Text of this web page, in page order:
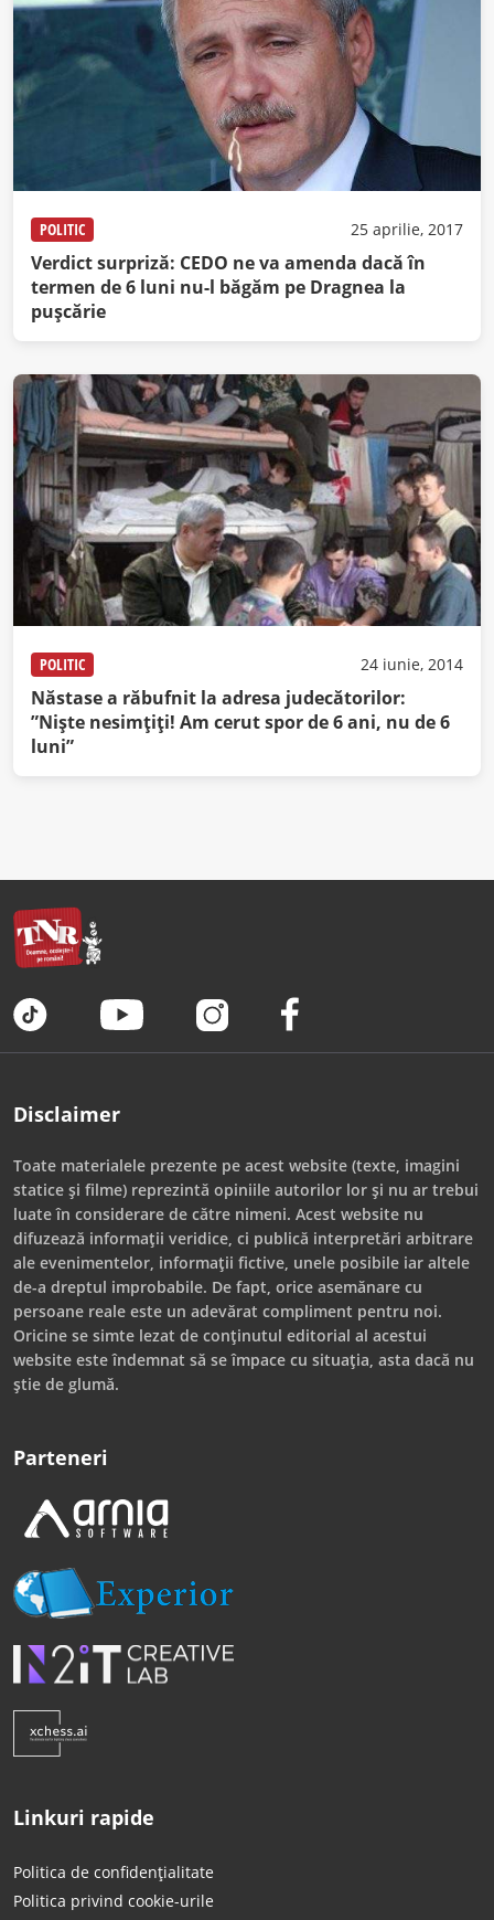
POLITIC 25 aprilie, 2017
Verdict surpriză: CEDO ne va amenda dacă în
termen de 6 luni nu-l băgăm pe Dragnea la
puşcărie
POLITIC 24 iunie, 2014
Năstase a răbufnit la adresa judecătorilor:
”Niște nesimțiți! Am cerut spor de 6 ani, nu de 6
luni”
Disclaimer
Toate materialele prezente pe acest website (texte, imagini
statice și filme) reprezintă opiniile autorilor lor și nu ar trebui
luate în considerare de către nimeni. Acest website nu
difuzează informații veridice, ci publică interpretări arbitrare
ale evenimentelor, informații fictive, unele posibile iar altele
de-a dreptul improbabile. De fapt, orice asemănare cu
persoane reale este un adevărat compliment pentru noi.
Oricine se simte lezat de conținutul editorial al acestui
website este îndemnat să se împace cu situația, asta dacă nu
știe de glumă.
Parteneri
Linkuri rapide
Politica de confidențialitate
Politica privind cookie-urile